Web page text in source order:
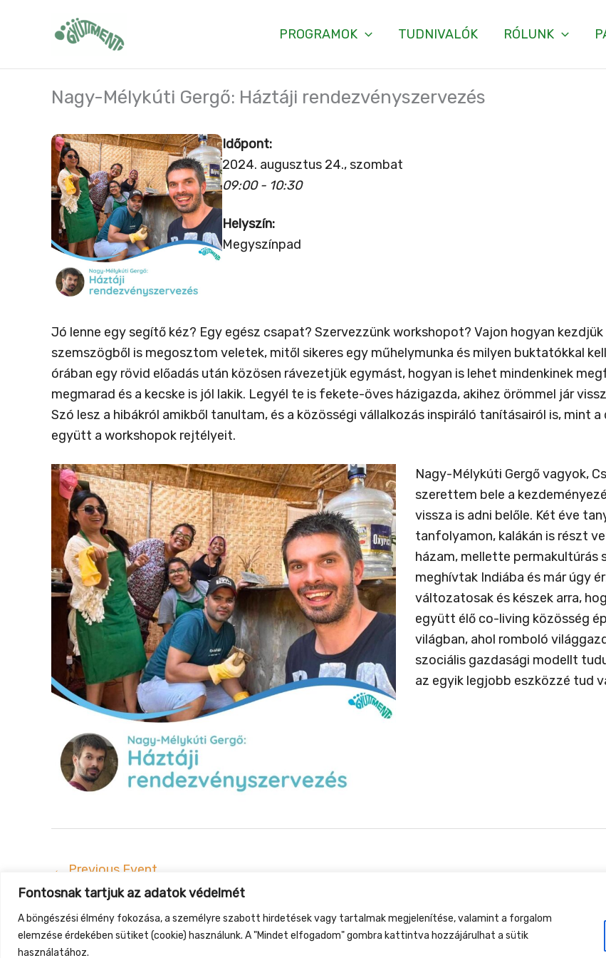
Fontosnak tartjuk az adatok védelmét
A böngészési élmény fokozása, a személyre szabott hirdetések vagy tartalmak megjelenítése, valamint a forgalom
elemzése érdekében sütiket (cookie) használunk. A "Mindet elfogadom" gombra kattintva hozzájárulhat a sütik
használatához.
PROGRAMOK TUDNIVALÓK RÓLUNK
Nagy-Mélykúti Gergő: Háztáji rendezvényszervezés
Időpont:
2024. augusztus 24., szombat
09:00 - 10:30
Helyszín:
Megyszínpad
Jó lenne egy segítő kéz? Egy egész csapat? Szervezzünk workshopot? Vajon hogyan
szemszögből is megosztom veletek, mitől sikeres egy műhelymunka és milyen buktatókkal
órában egy rövid előadás után közösen rávezetjük egymást, hogyan is lehet mindenkinek
megmarad és a kecske is jól lakik. Legyél te is fekete-öves házigazda, akihez örömmel jár
Szó lesz a hibákról amikből tanultam, és a közösségi vállalkozás inspiráló tanításairól is, mint
együtt a workshopok rejtélyeit.
Nagy-Mélykúti Gergő vagyok,
szerettem bele a
vissza is adni belőle. Két éve
tanfolyamon, kalákán is részt
házam, mellette
meghívtak Indiába és már úgy
változatosak és készek arra,
együtt élő co-living közösség
világban, ahol romboló
szociális gazdasági modellt
az egyik legjobb eszközzé tud
← Previous Event
Gyüttment Találkozó, 2026. augusztus 27-30.,